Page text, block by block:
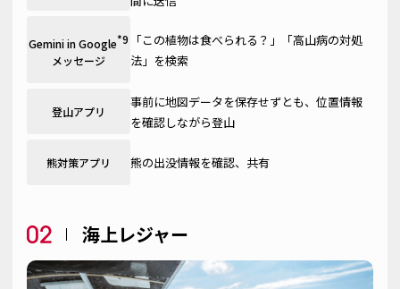
Gemini in Google*9
メッセージ
「この植物は食べられる？」「高山病の対処
法」を検索
登山アプリ
事前に地図データを保存せずとも、位置情報
を確認しながら登山
熊対策アプリ 熊の出没情報を確認、共有
海上レジャー